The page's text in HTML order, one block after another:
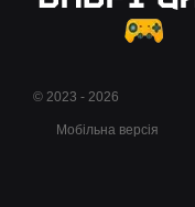
© 2023 - 2026
Мобільна версія